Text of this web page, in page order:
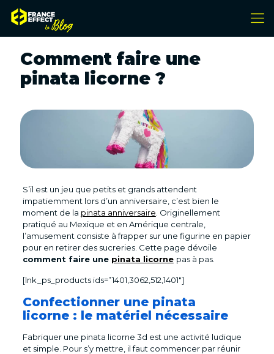
Comment faire une
pinata licorne ?
S’il est un jeu que petits et grands attendent
impatiemment lors d’un anniversaire, c’est bien le
moment de la pinata anniversaire . Originellement
pratiqué au Mexique et en Amérique centrale,
l’amusement consiste à frapper sur une figurine en papier
pour en retirer des sucreries. Cette page dévoile
comment faire une pinata licorne pas à pas.
[lnk_ps_products ids=”1401,3062,512,1401″]
Confectionner une pinata
licorne : le matériel nécessaire
Fabriquer une pinata licorne 3d est une activité ludique
et simple. Pour s’y mettre, il faut commencer par réunir